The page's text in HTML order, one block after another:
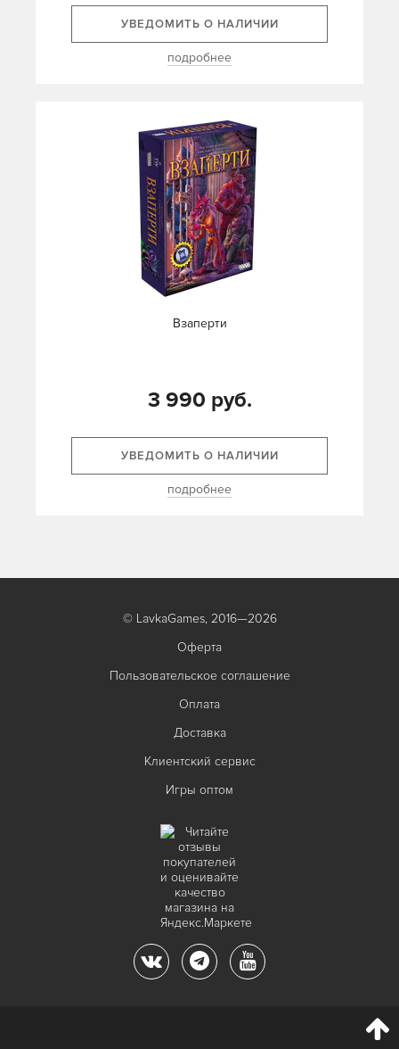
УВЕДОМИТЬ О НАЛИЧИИ
подробнее
Взаперти
3 990 руб.
УВЕДОМИТЬ О НАЛИЧИИ
подробнее
© LavkaGames, 2016—2026
Оферта
Пользовательское соглашение
Оплата
Доставка
Клиентский сервис
Игры оптом